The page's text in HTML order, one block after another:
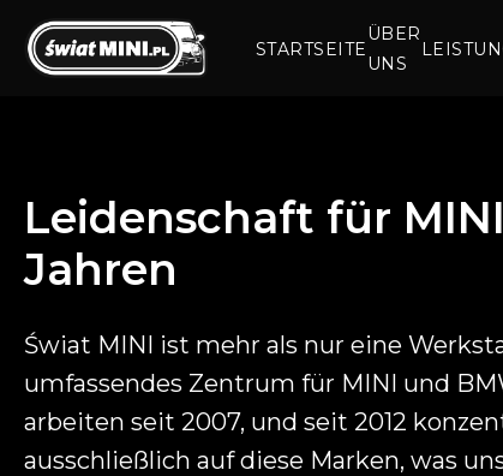
STARTSEITE
ÜBER
UNS
Leidenschaft für MINI
Jahren
Świat MINI ist mehr als nur eine
umfassendes Zentrum für MINI und
arbeiten seit 2007, und seit 2012
ausschließlich auf diese Marken, was